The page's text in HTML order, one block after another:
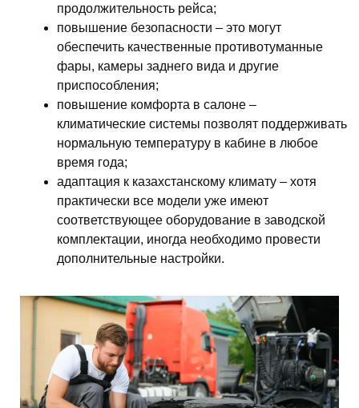
продолжительность рейса;
повышение безопасности – это могут
обеспечить качественные противотуманные
фары, камеры заднего вида и другие
приспособления;
повышение комфорта в салоне –
климатические системы позволят поддерживать
нормальную температуру в кабине в любое
время года;
адаптация к казахстанскому климату – хотя
практически все модели уже имеют
соответствующее оборудование в заводской
комплектации, иногда необходимо провести
дополнительные настройки.